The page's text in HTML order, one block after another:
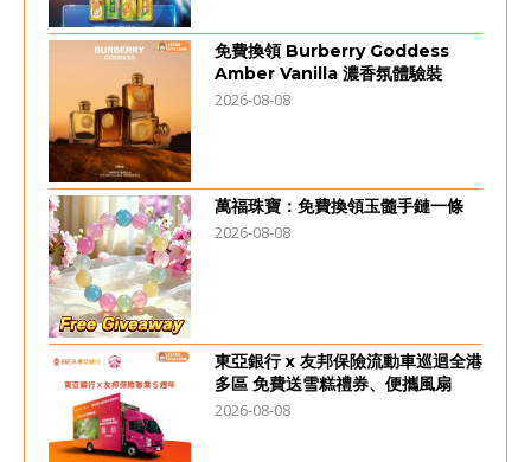
免費換領 Burberry Goddess
Amber Vanilla 濃香氛體驗裝
2026-08-08
萬福珠寶：免費換領玉髓手鏈一條
2026-08-08
東亞銀行 x 友邦保險流動車巡迴全港
多區 免費送雪糕禮券、便攜風扇
2026-08-08